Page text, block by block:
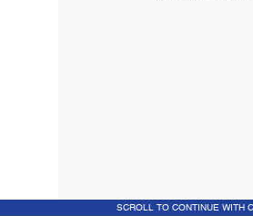
SCROLL TO CONTINUE WITH